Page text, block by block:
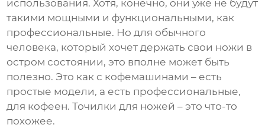
использования. Хотя, конечно, они уже не будут
такими мощными и функциональными, как
профессиональные. Но для обычного
человека, который хочет держать свои ножи в
остром состоянии, это вполне может быть
полезно. Это как с кофемашинами – есть
простые модели, а есть профессиональные,
для кофеен. Точилки для ножей – это что-то
похожее.